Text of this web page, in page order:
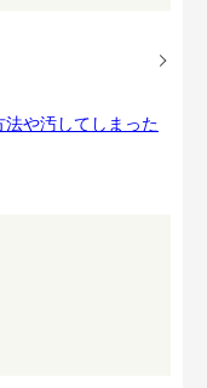
や汚してしまった